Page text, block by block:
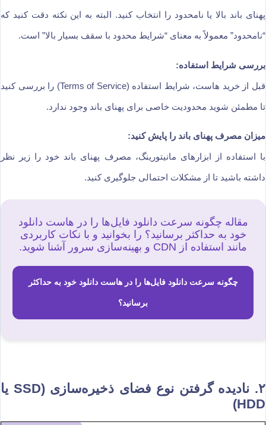
پهنای باند بالا یا نامحدود را انتخاب کنید. البته به این نکته دقت کنید که
“نامحدود” معمولاً به معنای “شرایط محدود با سقف بسیار بالا” است.
بررسی شرایط استفاده:
قبل از خرید هاست، شرایط استفاده (Terms of Service) را بررسی کنید
تا مطمئن شوید محدودیت خاصی برای پهنای باند وجود ندارد.
میزان مصرف پهنای باند را پایش کنید:
با استفاده از ابزارهای مانیتورینگ، مصرف پهنای باند خود را زیر نظر
داشته باشید تا از مشکلات احتمالی جلوگیری کنید.
مقاله چگونه سرعت دانلود فایل‌ها را در هاست دانلود
خود به حداکثر برسانید؟ را بخوانید و با نکات کاربردی
مانند استفاده از CDN و بهینه‌سازی سرور آشنا شوید.
چگونه سرعت دانلود فایل‌ها را در هاست دانلود خود به حداکثر
برسانید؟
۲.
نادیده گرفتن نوع فضای ذخیره‌سازی (SSD یا
HDD)